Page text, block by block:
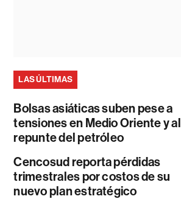
LAS ÚLTIMAS
Bolsas asiáticas suben pese a
tensiones en Medio Oriente y al
repunte del petróleo
Cencosud reporta pérdidas
trimestrales por costos de su
nuevo plan estratégico